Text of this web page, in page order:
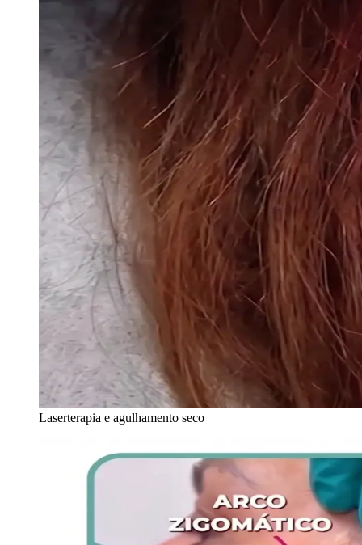
Laserterapia e agulhamento seco